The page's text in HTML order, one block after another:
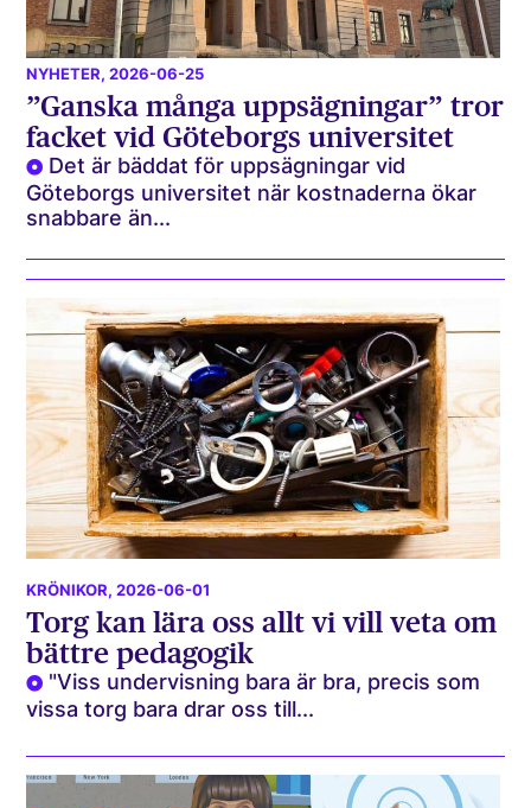
NYHETER, 2026-06-25
”Ganska många uppsägningar” tror
facket vid Göteborgs universitet
Det är bäddat för uppsägningar vid
Göteborgs universitet när kostnaderna ökar
snabbare än...
KRÖNIKOR, 2026-06-01
Torg kan lära oss allt vi vill veta om
bättre pedagogik
"Viss undervisning bara är bra, precis som
vissa torg bara drar oss till...